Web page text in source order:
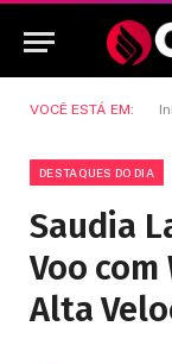
VOCÊ ESTÁ EM:
DESTAQUES DO DIA
Saudia
Voo
Alta